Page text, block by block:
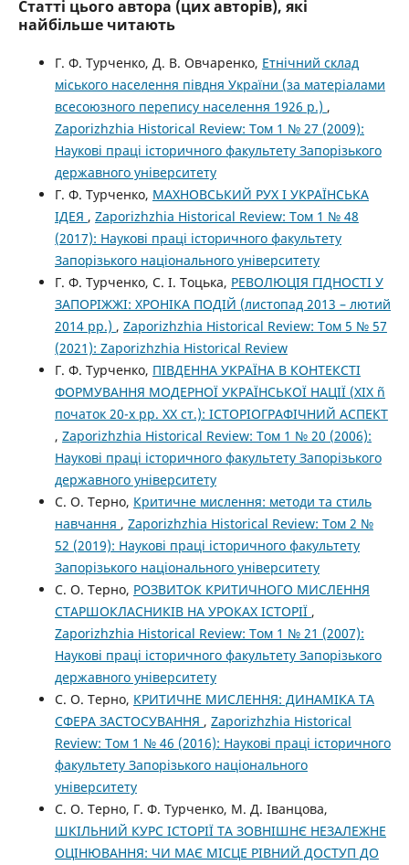
Статті цього автора (цих авторів), які
найбільше читають
Г. Ф. Турченко, Д. В. Овчаренко, Етнічний склад
міського населення півдня України (за матеріалами
всесоюзного перепису населення 1926 р.) ,
Zaporizhzhia Historical Review: Том 1 № 27 (2009):
Наукові праці історичного факультету Запорізького
державного університету
Г. Ф. Турченко, МАХНОВСЬКИЙ РУХ І УКРАЇНСЬКА
ІДЕЯ , Zaporizhzhia Historical Review: Том 1 № 48
(2017): Наукові праці історичного факультету
Запорізького національного університету
Г. Ф. Турченко, С. І. Тоцька, РЕВОЛЮЦІЯ ГІДНОСТІ У
ЗАПОРІЖЖІ: ХРОНІКА ПОДІЙ (листопад 2013 – лютий
2014 рр.) , Zaporizhzhia Historical Review: Том 5 № 57
(2021): Zaporizhzhia Historical Review
Г. Ф. Турченко, ПІВДЕННА УКРАЇНА В КОНТЕКСТІ
ФОРМУВАННЯ МОДЕРНОЇ УКРАЇНСЬКОЇ НАЦІЇ (ХІХ ñ
початок 20-х рр. ХХ ст.): ІСТОРІОГРАФІЧНИЙ АСПЕКТ
, Zaporizhzhia Historical Review: Том 1 № 20 (2006):
Наукові праці історичного факультету Запорізького
державного університету
С. О. Терно, Критичне мислення: методи та стиль
навчання , Zaporizhzhia Historical Review: Том 2 №
52 (2019): Наукові праці історичного факультету
Запорізького національного університету
С. О. Терно, РОЗВИТОК КРИТИЧНОГО МИСЛЕННЯ
СТАРШОКЛАСНИКІВ НА УРОКАХ ІСТОРІЇ ,
Zaporizhzhia Historical Review: Том 1 № 21 (2007):
Наукові праці історичного факультету Запорізького
державного університету
С. О. Терно, КРИТИЧНЕ МИСЛЕННЯ: ДИНАМІКА ТА
СФЕРА ЗАСТОСУВАННЯ , Zaporizhzhia Historical
Review: Том 1 № 46 (2016): Наукові праці історичного
факультету Запорізького національного
університету
С. О. Терно, Г. Ф. Турченко, М. Д. Іванцова,
ШКІЛЬНИЙ КУРС ІСТОРІЇ ТА ЗОВНІШНЄ НЕЗАЛЕЖНЕ
ОЦІНЮВАННЯ: ЧИ МАЄ МІСЦЕ РІВНИЙ ДОСТУП ДО